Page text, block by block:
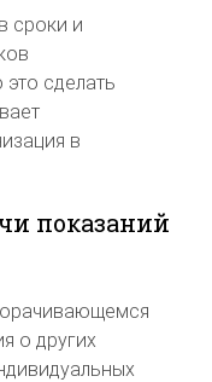
сроки и
сделать
в
показаний
о других